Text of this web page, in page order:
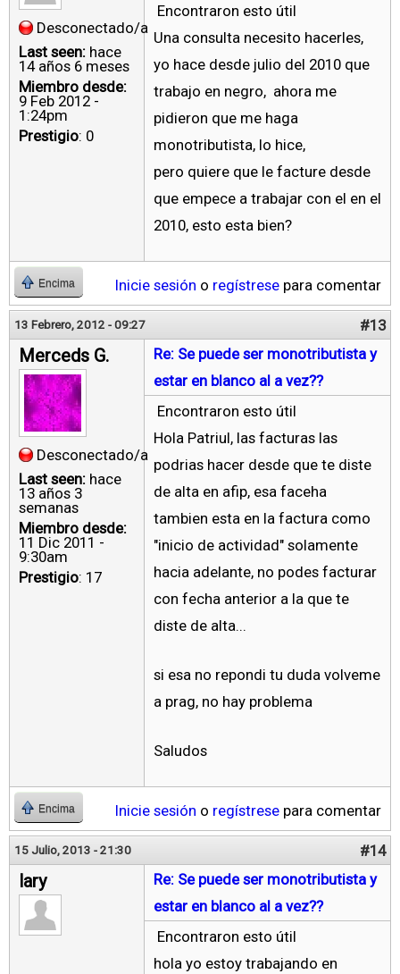
Desconectado/a
Last seen: hace
14 años 6 meses
Miembro desde:
9 Feb 2012 -
1:24pm
Prestigio: 0
Encontraron esto útil
Una consulta necesito hacerles,
yo hace desde julio del 2010 que
trabajo en negro, ahora me
pidieron que me haga
monotributista, lo hice,
pero quiere que le facture desde
que empece a trabajar con el en el
2010, esto esta bien?
Encima Inicie sesión o regístrese para comentar
13 Febrero, 2012 - 09:27 #13
Merceds G.
Desconectado/a
Last seen: hace
13 años 3
semanas
Miembro desde:
11 Dic 2011 -
9:30am
Prestigio: 17
Re: Se puede ser monotributista y
estar en blanco al a vez??
Encontraron esto útil
Hola Patriul, las facturas las
podrias hacer desde que te diste
de alta en afip, esa faceha
tambien esta en la factura como
"inicio de actividad" solamente
hacia adelante, no podes facturar
con fecha anterior a la que te
diste de alta...
si esa no repondi tu duda volveme
a prag, no hay problema
Saludos
Encima Inicie sesión o regístrese para comentar
15 Julio, 2013 - 21:30 #14
lary
Re: Se puede ser monotributista y
estar en blanco al a vez??
Encontraron esto útil
hola yo estoy trabajando en